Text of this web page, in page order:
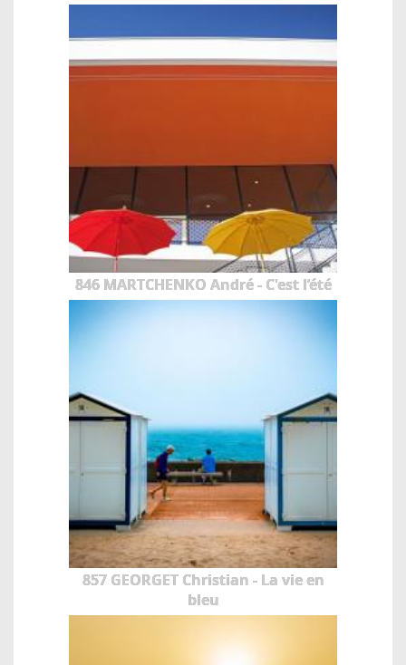
846 MARTCHENKO André - C'est l’été
857 GEORGET Christian - La vie en
bleu